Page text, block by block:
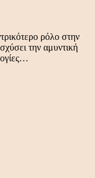
ρόλο στην
την αμυντική